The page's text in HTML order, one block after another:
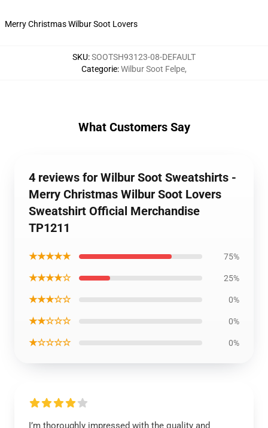
Merry Christmas Wilbur Soot Lovers
SKU:SOOTSH93123-08-DEFAULT
Categorie:Wilbur Soot Felpe,
What Customers Say
4 reviews for Wilbur Soot Sweatshirts -
Merry Christmas Wilbur Soot Lovers
Sweatshirt Official Merchandise
TP1211
★★★★★ 75%
★★★★☆ 25%
★★★☆☆ 0%
★★☆☆☆ 0%
★☆☆☆☆ 0%
I’m thoroughly impressed with the quality and